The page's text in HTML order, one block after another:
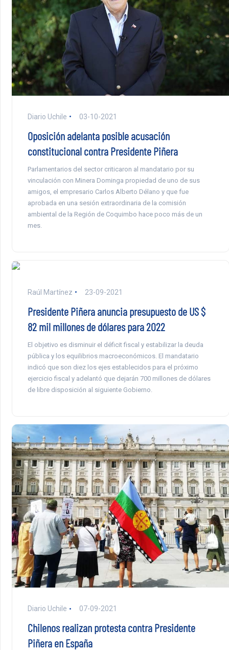
Diario Uchile 03-10-2021
Oposición adelanta posible acusación
constitucional contra Presidente Piñera
Parlamentarios del sector criticaron al mandatario por su
vinculación con Minera Dominga propiedad de uno de sus
amigos, el empresario Carlos Alberto Délano y que fue
aprobada en una sesión extraordinaria de la comisión
ambiental de la Región de Coquimbo hace poco más de un
mes.
Raúl Martínez 23-09-2021
Presidente Piñera anuncia presupuesto de US $
82 mil millones de dólares para 2022
El objetivo es disminuir el déficit fiscal y estabilizar la deuda
pública y los equilibrios macroeconómicos. El mandatario
indicó que son diez los ejes establecidos para el próximo
ejercicio fiscal y adelantó que dejarán 700 millones de dólares
de libre disposición al siguiente Gobierno.
Diario Uchile 07-09-2021
Chilenos realizan protesta contra Presidente
Piñera en España